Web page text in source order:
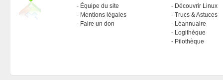
Équipe du site
Mentions légales
Faire un don
Découvrir Linux
Trucs & Astuces
Léannuaire
Logithèque
Pilothèque